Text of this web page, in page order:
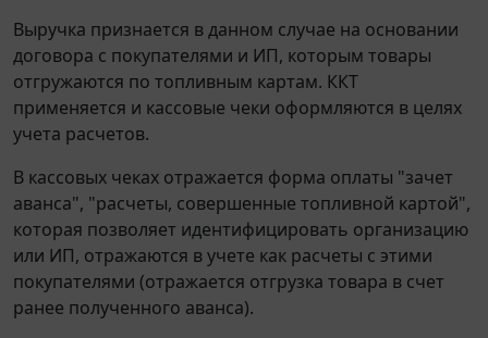
Выручка признается в данном случае на основании
договора с покупателями и ИП, которым товары
отгружаются по топливным картам. ККТ
применяется и кассовые чеки оформляются в целях
учета расчетов.
В кассовых чеках отражается форма оплаты "зачет
аванса", "расчеты, совершенные топливной картой",
которая позволяет идентифицировать организацию
или ИП, отражаются в учете как расчеты с этими
покупателями (отражается отгрузка товара в счет
ранее полученного аванса).